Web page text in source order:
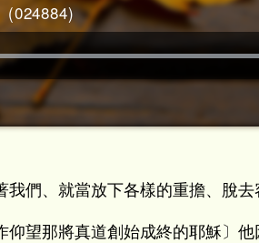
(024884)
們、就當放下各樣的重擔、脫
望那將真道創始成終的耶穌〕